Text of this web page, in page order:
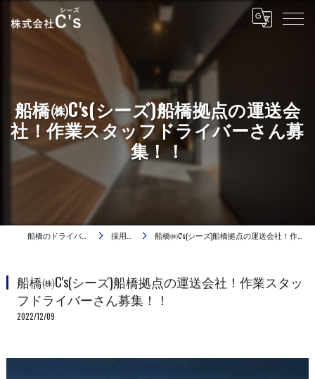
船橋㈱C's(シーズ)船橋拠点の運送会
社！作業スタッフドライバーさん募
集！！
船橋のドライバーは株式会社C's 採用ブログ 船橋㈱C's(シーズ)船橋拠点の運送会社！作業スタッフドライバーさん募集！！
船橋㈱C's(シーズ)船橋拠点の運送会社！作業スタッ
フドライバーさん募集！！
2022/12/09